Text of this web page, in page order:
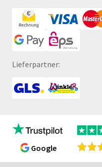
Lieferpartner:
Google